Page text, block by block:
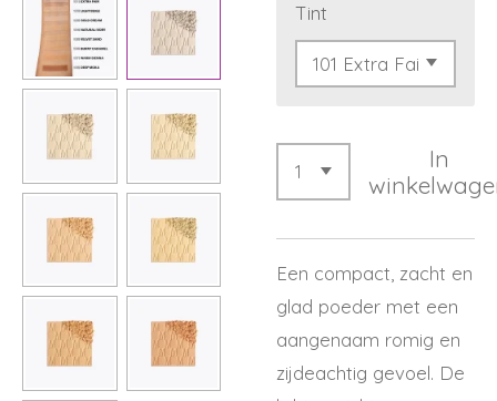
Tint
In
Een compact, zacht en
glad poeder met een
aangenaam romig en
zijdeachtig gevoel. De